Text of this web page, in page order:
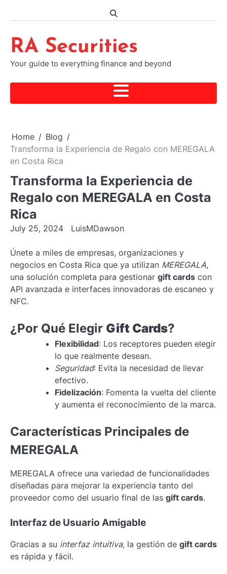
RA Securities
Your guide to everything finance and beyond
Home
Blog
Transforma la Experiencia de Regalo con MEREGALA
en Costa Rica
Transforma la Experiencia de
Regalo con MEREGALA en Costa
Rica
July 25, 2024 LuisMDawson
Únete a miles de empresas, organizaciones y
negocios en Costa Rica que ya utilizan MEREGALA,
una solución completa para gestionar gift cards con
API avanzada e interfaces innovadoras de escaneo y
NFC.
¿Por Qué Elegir Gift Cards?
Flexibilidad: Los receptores pueden elegir
lo que realmente desean.
Seguridad: Evita la necesidad de llevar
efectivo.
Fidelización: Fomenta la vuelta del cliente
y aumenta el reconocimiento de la marca.
Características Principales de
MEREGALA
MEREGALA ofrece una variedad de funcionalidades
diseñadas para mejorar la experiencia tanto del
proveedor como del usuario final de las gift cards.
Interfaz de Usuario Amigable
Gracias a su interfaz intuitiva, la gestión de gift cards
es rápida y fácil.